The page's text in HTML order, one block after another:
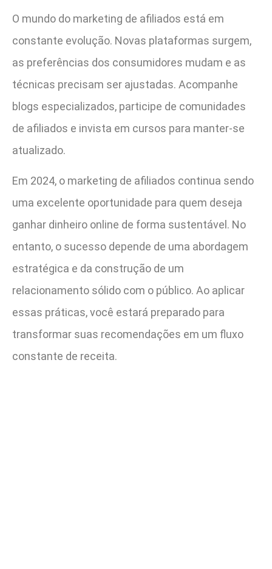
O mundo do marketing de afiliados está em
constante evolução. Novas plataformas surgem,
as preferências dos consumidores mudam e as
técnicas precisam ser ajustadas. Acompanhe
blogs especializados, participe de comunidades
de afiliados e invista em cursos para manter-se
atualizado.
Em 2024, o marketing de afiliados continua sendo
uma excelente oportunidade para quem deseja
ganhar dinheiro online de forma sustentável. No
entanto, o sucesso depende de uma abordagem
estratégica e da construção de um
relacionamento sólido com o público. Ao aplicar
essas práticas, você estará preparado para
transformar suas recomendações em um fluxo
constante de receita.